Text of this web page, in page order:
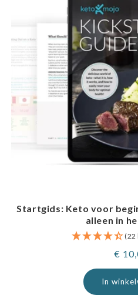
Startgids: Keto voor
alleen in
(22
prijs
€
In